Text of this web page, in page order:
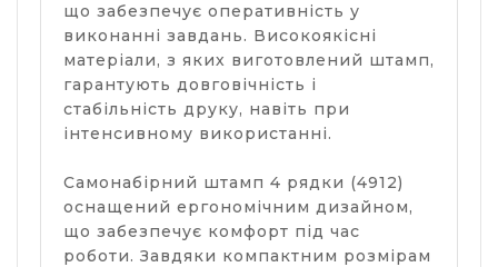
що забезпечує оперативність у
виконанні завдань. Високоякісні
матеріали, з яких виготовлений штамп,
гарантують довговічність і
стабільність друку, навіть при
інтенсивному використанні.
Самонабірний штамп 4 рядки (4912)
оснащений ергономічним дизайном,
що забезпечує комфорт під час
роботи. Завдяки компактним розмірам